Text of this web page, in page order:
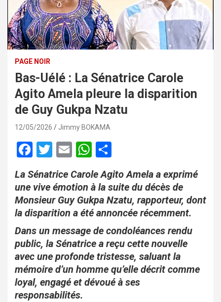
PAGE NOIR
Bas-Uélé : La Sénatrice Carole
Agito Amela pleure la disparition
de Guy Gukpa Nzatu
12/05/2026 Jimmy BOKAMA
F
a
ce
b
o
o
k
T
wi
tt
er
E
ail
W
h
at
s
A
p
p
ar
ta
g
er
La Sénatrice Carole Agito Amela a exprimé
une vive émotion à la suite du décès de
Monsieur Guy Gukpa Nzatu, rapporteur, dont
la disparition a été annoncée récemment.
Dans un message de condoléances rendu
public, la Sénatrice a reçu cette nouvelle
avec une profonde tristesse, saluant la
mémoire d’un homme qu’elle décrit comme
loyal, engagé et dévoué à ses
responsabilités.